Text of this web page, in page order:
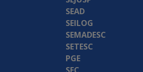
SEAD
SEILOG
SEMADESC
SETESC
PGE